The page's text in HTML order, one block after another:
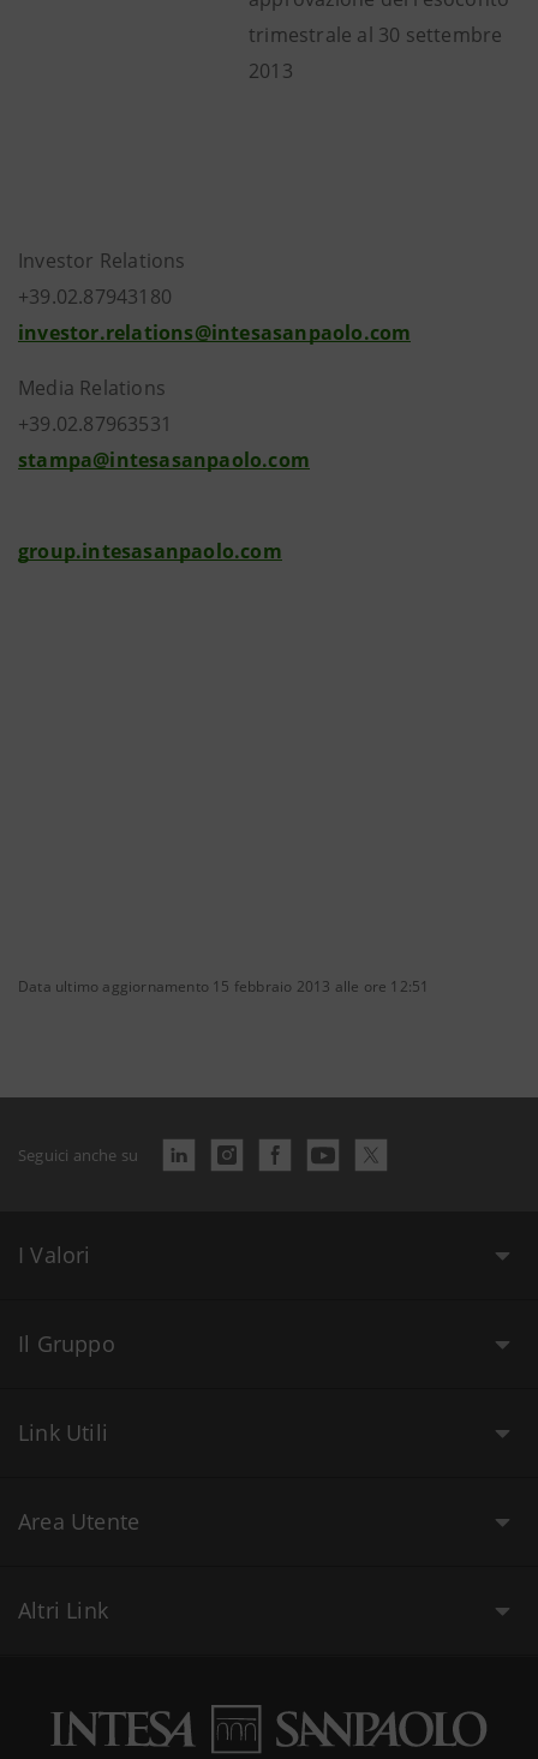
trimestrale al 30 settembre
2013
Investor Relations
+39.02.87943180
investor.relations@intesasanpaolo.com
Media Relations
+39.02.87963531
stampa@intesasanpaolo.com
group.intesasanpaolo.com
Data ultimo aggiornamento 15 febbraio 2013 alle ore 12:51
Seguici anche su
I Valori
Il Gruppo
Link Utili
Area Utente
Altri Link